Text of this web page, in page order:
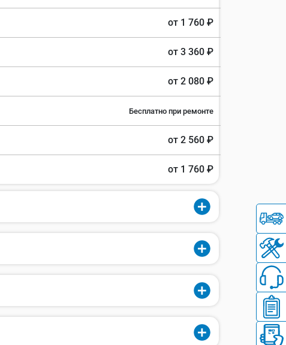
от 1 760 ₽
от 3 360 ₽
от 2 080 ₽
Бесплатно при ремонте
от 2 560 ₽
от 1 760 ₽